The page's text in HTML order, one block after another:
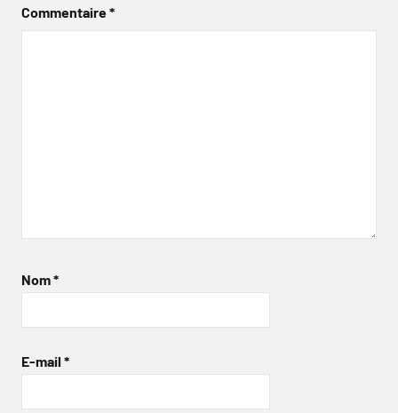
Commentaire*
Nom*
E-mail *